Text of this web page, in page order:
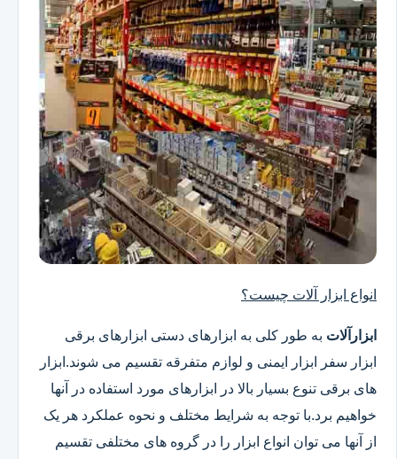
انواع ابزار آلات چیست؟
ابزارآلات به طور کلی به ابزارهای دستی ابزارهای برقی
ابزار سفر ابزار ایمنی و لوازم متفرقه تقسیم می شوند.ابزار
های برقی تنوع بسیار بالا در ابزارهای مورد استفاده در آنها
خواهیم برد.با توجه به شرایط مختلف و نحوه عملکرد هر یک
از آنها می توان انواع ابزار را در گروه های مختلفی تقسیم